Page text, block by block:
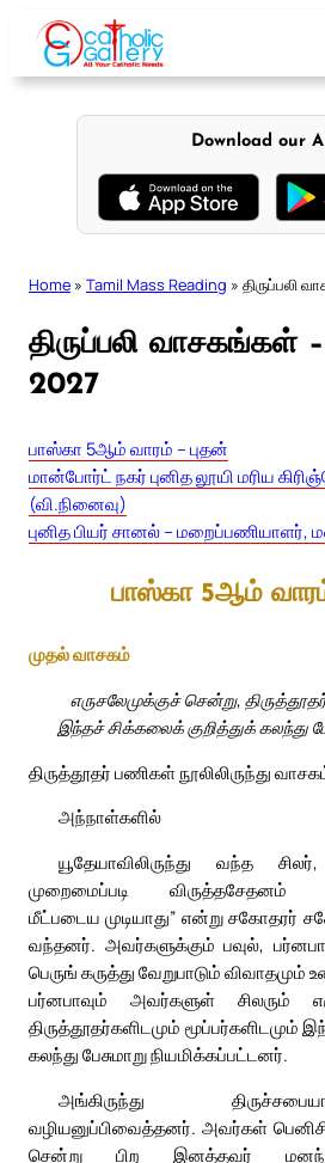
content
Download our
Home » Tamil Mass Reading » திருப்பலி
திருப்பலி வாசகங்கள்
2027
பாஸ்கா 5ஆம் வாரம் – புதன்
மான்போர்ட் நகர் புனித லூயி மரிய
(வி.நினைவு)
புனித பியர் சானல் – மறைப்பணியாளர்,
பாஸ்கா 5ஆம்
முதல் வாசகம்
எருசலேமுக்குச் சென்று,
இந்தச் சிக்கலைக் குறித்துக் கலந்து
திருத்தூதர் பணிகள் நூலிலிருந்து
அந்நாள்களில்
யூதேயாவிலிருந்து வந்த
முறைமைப்படி விருத்தசேதனம்
மீட்படைய முடியாது” என்று சகோதரர்
வந்தனர். அவர்களுக்கும் பவுல்,
பெருங் கருத்து வேறுபாடும்
பர்னபாவும் அவர்களுள் சிலரும்
திருத்தூதர்களிடமும் மூப்பர்களிடமும்
கலந்து பேசுமாறு நியமிக்கப்பட்டனர்.
அங்கிருந்து
வழியனுப்பிவைத்தனர். அவர்கள்
சென்று பிற இனத்தவர்